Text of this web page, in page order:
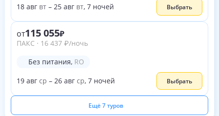
18 авг вт – 25 авг вт, 7 ночей Выбрать
от115 055
ПАКС · 16 437 ₽/ночь
Без питания, RO
19 авг ср – 26 авг ср, 7 ночей Выбрать
Ещё 7 туров